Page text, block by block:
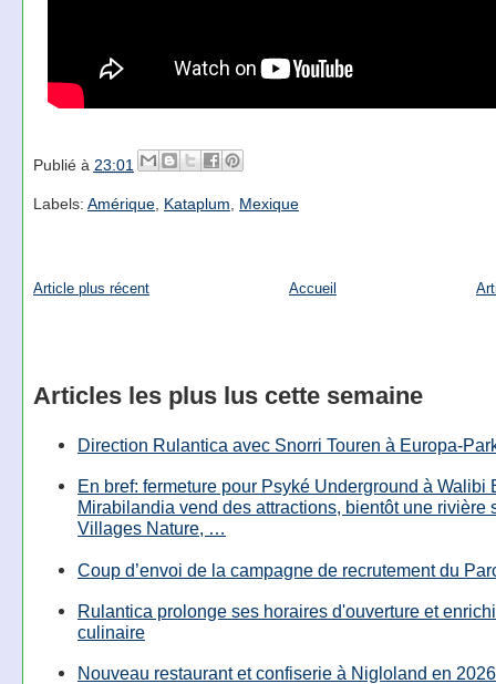
Publié à 23:01
Labels: Amérique, Kataplum Mexique
Article plus récent Accueil
Articles les plus lus cette semaine
Direction Rulantica avec Snorri Touren à Europa-
En bref: fermeture pour Psyké Underground à Walibi
Mirabilandia vend des attractions, bientôt une rivière
Villages Nature, …
Coup d’envoi de la campagne de recrutement du
Rulantica prolonge ses horaires d'ouverture et
culinaire
Nouveau restaurant et confiserie à Nigloland en 2026